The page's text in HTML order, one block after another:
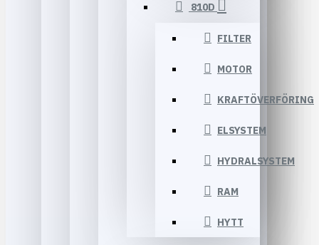
810D
FILTER
MOTOR
KRAFTÖVERFÖRING
ELSYSTEM
HYDRALSYSTEM
RAM
HYTT